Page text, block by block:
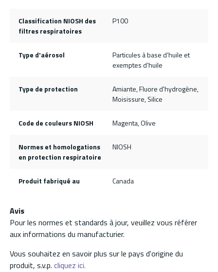
Classification NIOSH des
filtres respiratoires
P100
Type d'aérosol
Particules à base d’huile et
exemptes d’huile
Type de protection
Amiante, Fluore d'hydrogène,
Moisissure, Silice
Code de couleurs NIOSH Magenta, Olive
Normes et homologations
en protection respiratoire
NIOSH
Produit fabriqué au Canada
Avis
Pour les normes et standards à jour, veuillez vous référer
aux informations du manufacturier.
Vous souhaitez en savoir plus sur le pays d'origine du
produit, s.v.p. cliquez ici.